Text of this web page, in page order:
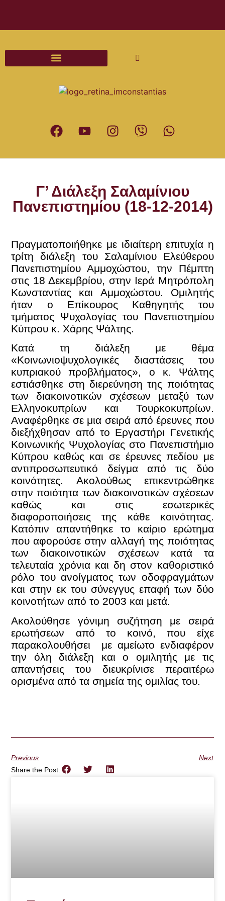
Γ’ Διάλεξη Σαλαμίνιου
Πανεπιστημίου (18-12-2014)
Πραγματοποιήθηκε με ιδιαίτερη επιτυχία η
τρίτη διάλεξη του Σαλαμίνιου Ελεύθερου
Πανεπιστημίου Αμμοχώστου, την Πέμπτη
στις 18 Δεκεμβρίου, στην Ιερά Μητρόπολη
Κωνσταντίας και Αμμοχώστου. Ομιλητής
ήταν ο Επίκουρος Καθηγητής του
τμήματος Ψυχολογίας του Πανεπιστημίου
Κύπρου κ. Χάρης Ψάλτης.
Κατά τη διάλεξη με θέμα
«Κοινωνιοψυχολογικές διαστάσεις του
κυπριακού προβλήματος», ο κ. Ψάλτης
εστιάσθηκε στη διερεύνηση της ποιότητας
των διακοινοτικών σχέσεων μεταξύ των
Ελληνοκυπρίων και Τουρκοκυπρίων.
Αναφέρθηκε σε μια σειρά από έρευνες που
διεξήχθησαν από το Εργαστήρι Γενετικής
Κοινωνικής Ψυχολογίας στο Πανεπιστήμιο
Κύπρου καθώς και σε έρευνες πεδίου με
αντιπροσωπευτικό δείγμα από τις δύο
κοινότητες. Ακολούθως επικεντρώθηκε
στην ποιότητα των διακοινοτικών σχέσεων
καθώς και στις εσωτερικές
διαφοροποιήσεις της κάθε κοινότητας.
Κατόπιν απαντήθηκε το καίριο ερώτημα
που αφορούσε στην αλλαγή της ποιότητας
των διακοινοτικών σχέσεων κατά τα
τελευταία χρόνια και δη στον καθοριστικό
ρόλο του ανοίγματος των οδοφραγμάτων
και στην εκ του σύνεγγυς επαφή των δύο
κοινοτήτων από το 2003 και μετά.
Ακολούθησε γόνιμη συζήτηση με σειρά
ερωτήσεων από το κοινό, που είχε
παρακολουθήσει με αμείωτο ενδιαφέρον
την όλη διάλεξη και ο ομιλητής με τις
απαντήσεις του διευκρίνισε περαιτέρω
ορισμένα από τα σημεία της ομιλίας του.
Previous
Next
Share the Post: